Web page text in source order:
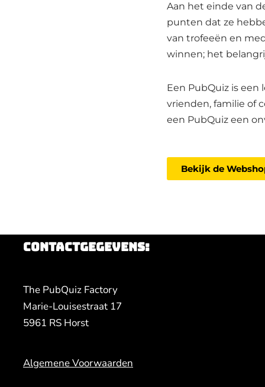
Aan het einde van
punten dat ze
van trofeeën en
winnen; het
Een PubQuiz is
vrienden, familie of
een PubQuiz een
Bekijk de
Contactgegevens:
The PubQuiz Factory
Marie-Louisestraat 17
5961 RS Horst
Algemene Voorwaarden